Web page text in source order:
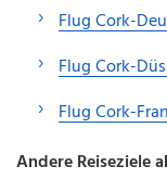
Flug Cork-
Flug Cork-
Flug Cork-
Andere Reiseziele